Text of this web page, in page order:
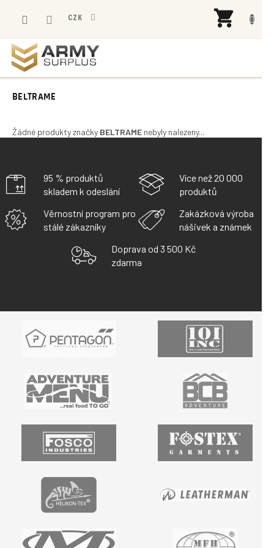
CZK
BELTRAME
Žádné produkty značky BELTRAME nebyly nalezeny...
95 % produktů
skladem k odeslání
Více než 20 000
produktů
Věrnostní program pro
stálé zákazníky
Zakázková výroba
nášivek a známek
Doprava od 3 500 Kč
zdarma